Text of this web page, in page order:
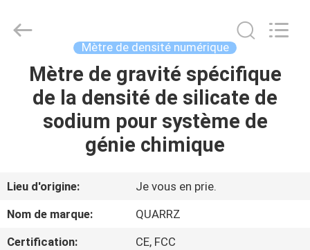
MAISON
PRODUITS
AU
SUJET
DE
Mètre de densité numérique
Mètre de gravité spécifique
de la densité de silicate de
sodium pour système de
génie chimique
Lieu d'origine:
Je vous en prie.
Nom de marque:
QUARRZ
Certification:
CE, FCC